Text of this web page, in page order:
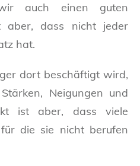
auch einen guten
aber, dass nicht jeder
hat.
dort beschäftigt wird,
Neigungen und
ist aber, dass viele
die sie nicht berufen